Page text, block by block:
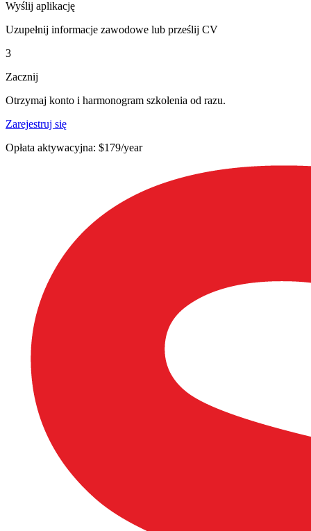
Wyślij aplikację
Uzupełnij informacje zawodowe lub prześlij CV
3
Zacznij
Otrzymaj konto i harmonogram szkolenia od razu.
Zarejestruj się
Opłata aktywacyjna: $179/year